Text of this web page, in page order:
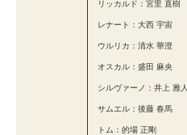
リッカルド：宮里 直樹
レナート：大西 宇宙
ウルリカ：清水 華澄
オスカル：盛田 麻央
シルヴァーノ：井上 雅人
サムエル：後藤 春馬
トム：的場 正剛